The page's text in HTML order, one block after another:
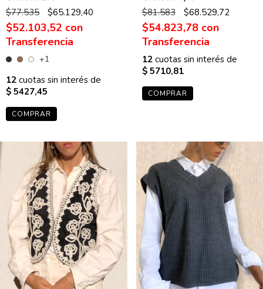
$77.535 $65.129,40
$52.103,52 con
+1
12 cuotas sin interés de
$ 5427,45
COMPRAR
$81.583 $68.529,72
$54.823,78 con
12cuotas sin interés de
$ 5710,81
COMPRAR